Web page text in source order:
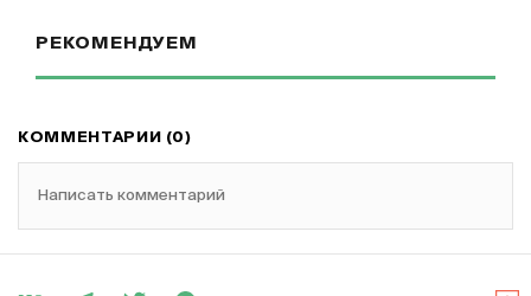
РЕКОМЕНДУЕМ
КОММЕНТАРИИ (0)
Написать комментарий